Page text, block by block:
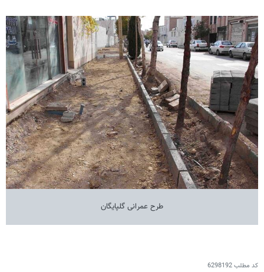
طرح عمرانی گلپایگان
کد مطلب6298192